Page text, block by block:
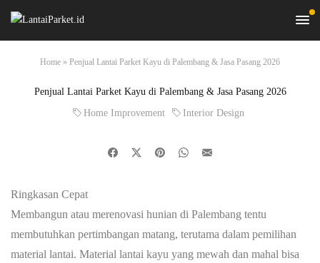
Home » Penjual Lantai Parket Kayu di Palembang & Jasa Pasang 2026
Penjual Lantai Parket Kayu di Palembang & Jasa Pasang 2026
Home Improvement
Interior Design
Ringkasan Cepat
Membangun atau merenovasi hunian di Palembang tentu
membutuhkan pertimbangan matang, terutama dalam pemilihan
material lantai. Material lantai kayu yang mewah dan mahal bisa